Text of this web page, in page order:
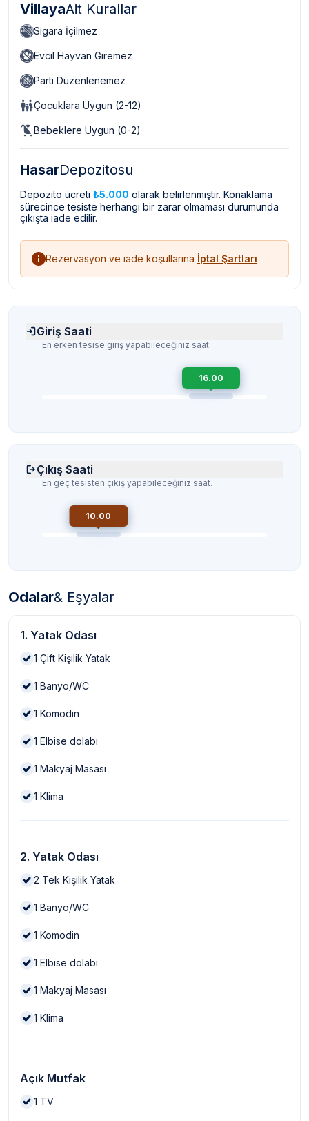
VillayaAit Kurallar
Sigara İçilmez
Evcil Hayvan Giremez
Parti Düzenlenemez
Çocuklara Uygun (2-12)
Bebeklere Uygun (0-2)
HasarDepozitosu
Depozito ücreti ₺5.000 olarak belirlenmiştir. Konaklama
sürecince tesiste herhangi bir zarar olmaması durumunda
çıkışta iade edilir.
Rezervasyon ve iade koşullarına İptal Şartları
Giriş Saati
En erken tesise giriş yapabileceğiniz saat.
16.00
Çıkış Saati
En geç tesisten çıkış yapabileceğiniz saat.
10.00
Odalar& Eşyalar
1. Yatak Odası
1 Çift Kişilik Yatak
1 Banyo/WC
1 Komodin
1 Elbise dolabı
1 Makyaj Masası
1 Klima
2. Yatak Odası
2 Tek Kişilik Yatak
1 Banyo/WC
1 Komodin
1 Elbise dolabı
1 Makyaj Masası
1 Klima
Açık Mutfak
1 TV